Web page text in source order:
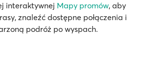
interaktywnej Mapy promów, aby
znaleźć dostępne połączenia i
podróż po wyspach.